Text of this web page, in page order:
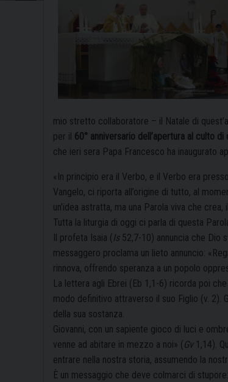
mio stretto collaboratore – il Natale di
per il 60° anniversario dell’apertura al culto di
che ieri sera Papa Francesco ha inaugurato
«In principio era il Verbo, e il Verbo era
Vangelo, ci riporta all’origine di tutto, al
un’idea astratta, ma una Parola viva che
Tutta la liturgia di oggi ci parla di questa
Il profeta Isaia ( Is 52,7-10) annuncia che Dio
messaggero proclama un lieto annuncio:
rinnova, offrendo speranza a un popolo
La lettera agli Ebrei (Eb 1,1-6) ricorda poi
modo definitivo attraverso il suo Figlio (v. 2).
della sua sostanza.
Giovanni, con un sapiente gioco di luci e
venne ad abitare in mezzo a noi» ( Gv 1,14).
entrare nella nostra storia, assumendo la
È un messaggio che deve colmarci di